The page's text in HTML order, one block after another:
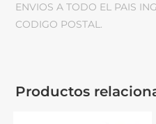
ENVIOS A TODO EL PAIS
CODIGO POSTAL.
Productos